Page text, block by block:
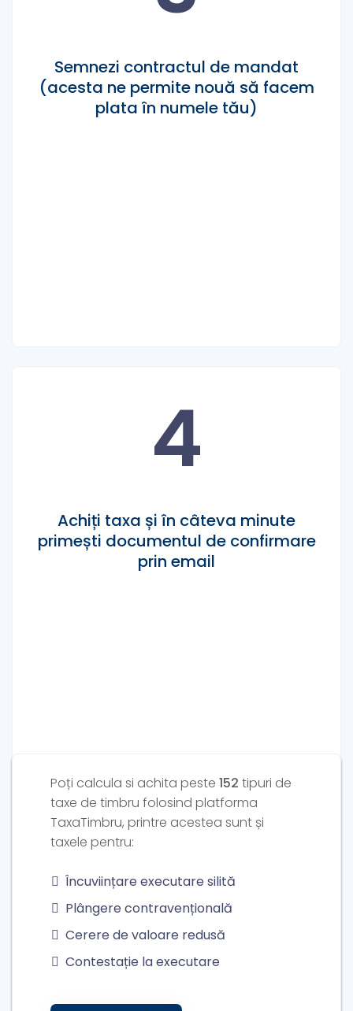
Semnezi contractul de mandat
(acesta ne permite nouă să facem
plata în numele tău)
4
Achiți taxa și în câteva minute
primești documentul de confirmare
prin email
Plătește ca persoană fizică
Poți calcula si achita peste 152 tipuri de
taxe de timbru folosind platforma
TaxaTimbru, printre acestea sunt și
taxele pentru:
Încuviințare executare silită
Plângere contravențională
Cerere de valoare redusă
Contestație la executare